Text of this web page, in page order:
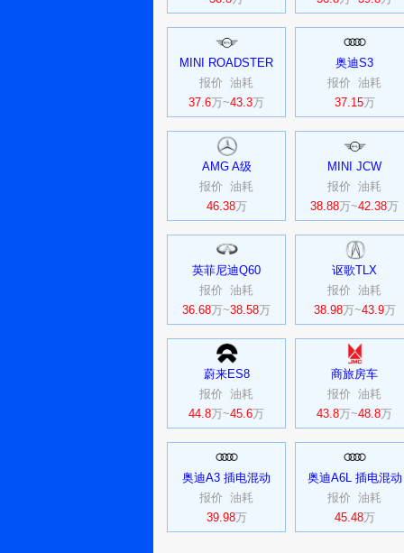
MINI ROADSTER
报价 油耗
37.6万~43.3万
奥迪S3
报价 油耗
37.15万
AMG A级
报价 油耗
46.38万
MINI JCW
COUNTRYMAN
报价 油耗
38.88万~42.38万
英菲尼迪Q60
报价 油耗
36.68万~38.58万
讴歌TLX
报价 油耗
38.98万~43.9万
蔚来ES8
报价 油耗
44.8万~45.6万
商旅房车
报价 油耗
43.8万~48.8万
奥迪A3 插电混动
报价 油耗
39.98万
奥迪A6L 插电混动
报价 油耗
45.48万